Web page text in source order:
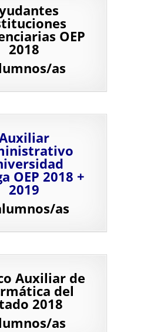
OEP
2018
as
OEP 2018 +
2019
as
Auxiliar de
del
2018
as